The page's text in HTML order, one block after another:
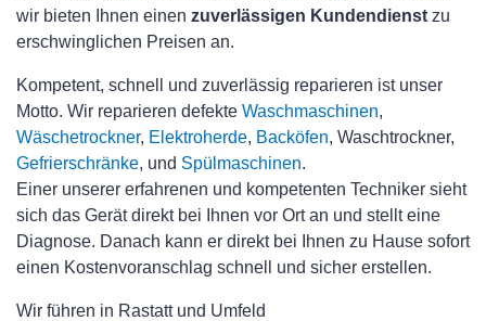
wir bieten Ihnen einen zuverlässigen Kundendienst zu
erschwinglichen Preisen an.
Kompetent, schnell und zuverlässig reparieren ist unser
Motto. Wir reparieren defekte Waschmaschinen,
Wäschetrockner, Elektroherde, Backöfen, Waschtrockner,
Gefrierschränke, und Spülmaschinen.
Einer unserer erfahrenen und kompetenten Techniker sieht
sich das Gerät direkt bei Ihnen vor Ort an und stellt eine
Diagnose. Danach kann er direkt bei Ihnen zu Hause sofort
einen Kostenvoranschlag schnell und sicher erstellen.
Wir führen in Rastatt und Umfeld